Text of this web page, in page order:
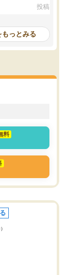
分野について学生知識
合型選抜対策として志
・小論文などの技術指
ョン内容になっていま
社会人として働いてい
を見つける事が出来ま
投稿日：
もっとみる
料